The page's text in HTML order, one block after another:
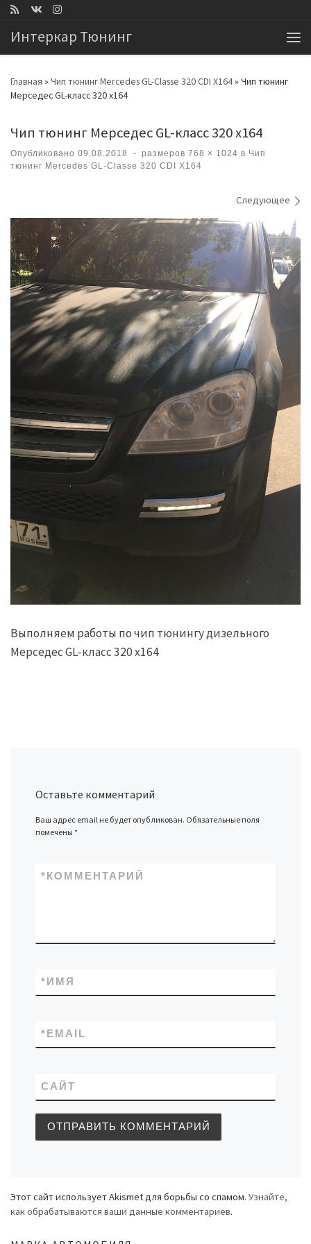
Интеркар Тюнинг
Главная » Чип тюнинг Mercedes GL-Classe 320 CDI X164» Чип тюнинг
Мерседес GL-класс 320 х164
Чип тюнинг Мерседес GL-класс 320 х164
Опубликовано 09.08.2018 - размеров 768 × 1024 в Чип
тюнинг Mercedes GL-Classe 320 CDI X164
Следующее
Выполняем работы по чип тюнингу дизельного
Мерседес GL-класс 320 х164
Оставьте комментарий
Ваш адрес email не будет опубликован. Обязательные поля
помечены*
КОММЕНТАРИЙ
*
ИМЯ
*
EMAIL
*
САЙТ
Этот сайт использует Akismet для борьбы со спамом. Узнайте,
как обрабатываются ваши данные комментариев.